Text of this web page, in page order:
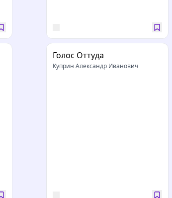
Голос Оттуда
Куприн Александр Иванович